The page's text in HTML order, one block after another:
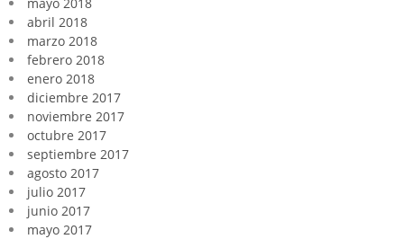
abril 2018
marzo 2018
febrero 2018
enero 2018
diciembre 2017
noviembre 2017
octubre 2017
septiembre 2017
agosto 2017
julio 2017
junio 2017
mayo 2017